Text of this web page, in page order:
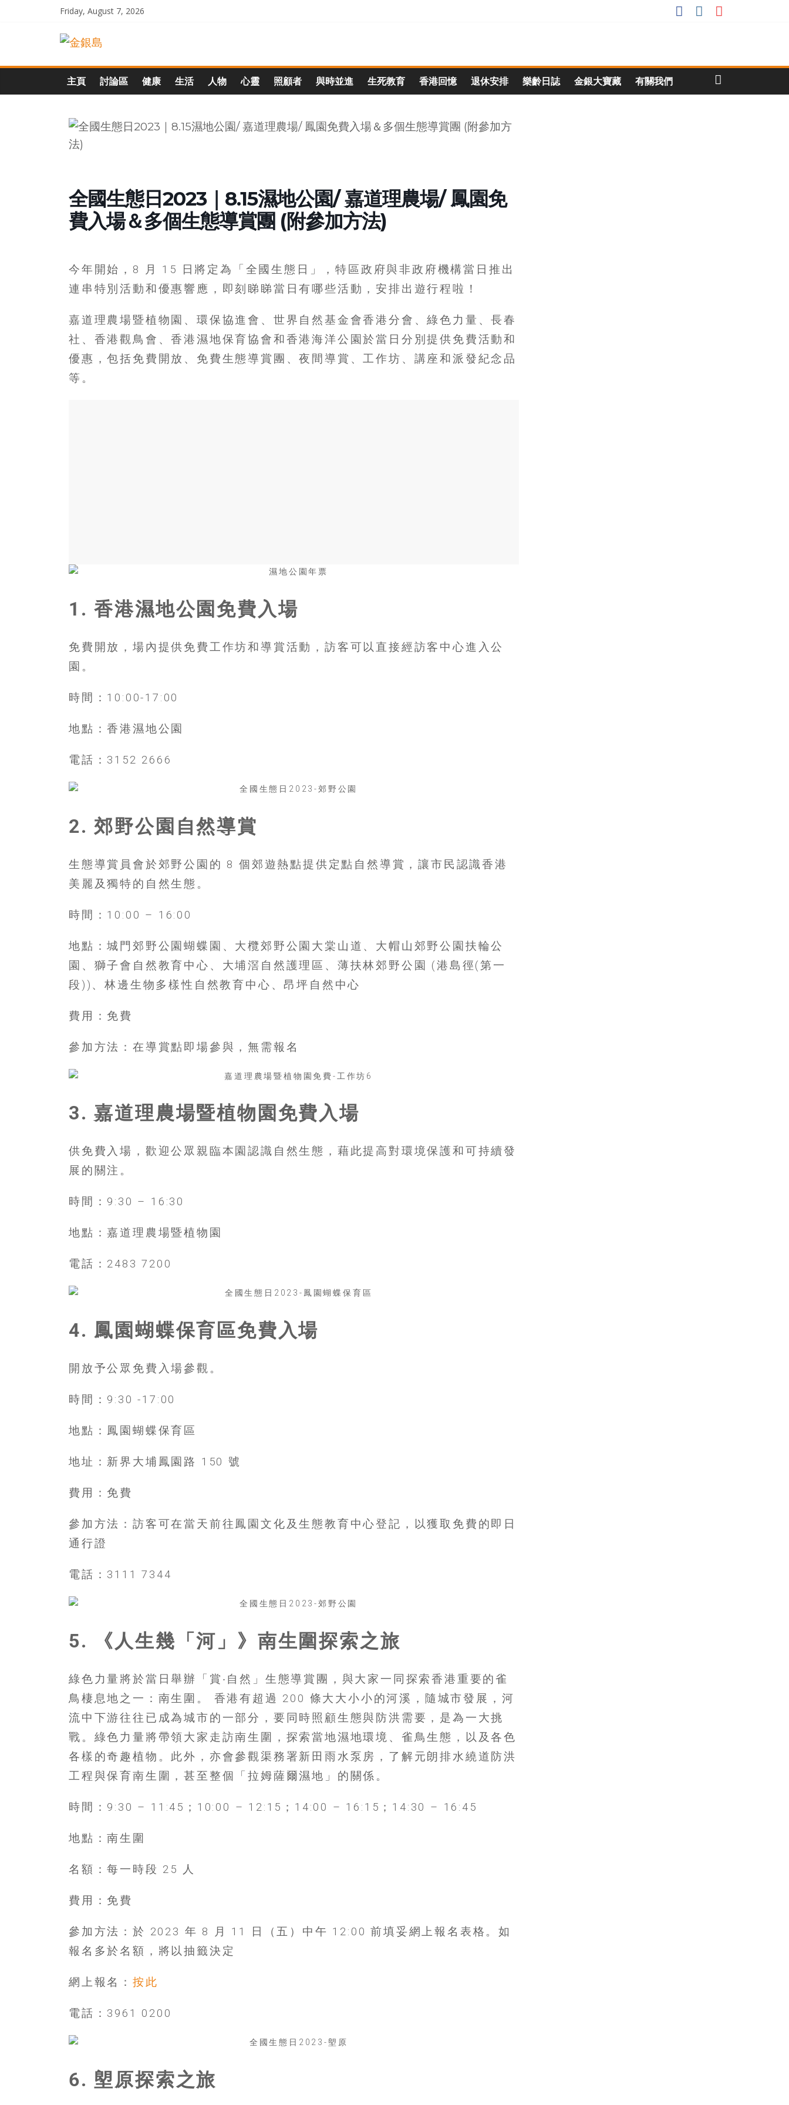
Friday, August 7, 2026
一
起
追
尋
命
的
寶
藏
金
銀
島
共
險
50
後，
迎
人
下
場，
銀
請
金
齡
髮
的
人
們
結
伴
險，
尋
齡
藏。
一
抱
著
樂
積
的
度，
接
的
人
主頁 討論區 健康 生活 人物 心靈 照顧者 與時並進 生死教育 香港回憶 退休安排 樂齡日誌 金銀大寶藏 有關我們
全國生態日2023｜8.15濕地公園/ 嘉道理農場/ 鳳園免
費入場＆多個生態導賞團 (附參加方法)
今年開始，8 月 15 日將定為「全國生態日」，特區政府與非政府機構當日推出
連串特別活動和優惠響應，即刻睇睇當日有哪些活動，安排出遊行程啦！
嘉道理農場暨植物園、環保協進會、世界自然基金會香港分會、綠色力量、長春
社、香港觀鳥會、香港濕地保育協會和香港海洋公園於當日分別提供免費活動和
優惠，包括免費開放、免費生態導賞團、夜間導賞、工作坊、講座和派發紀念品
等。
1. 香港濕地公園免費入場
免費開放，場內提供免費工作坊和導賞活動，訪客可以直接經訪客中心進入公
園。
時間：10:00-17:00
地點：香港濕地公園
電話：3152 2666
2. 郊野公園自然導賞
生態導賞員會於郊野公園的 8 個郊遊熱點提供定點自然導賞，讓市民認識香港
美麗及獨特的自然生態。
時間：10:00 – 16:00
地點：城門郊野公園蝴蝶園、大欖郊野公園大棠山道、大帽山郊野公園扶輪公
園、獅子會自然教育中心、大埔滘自然護理區、薄扶林郊野公園 (港島徑(第一
段))、林邊生物多樣性自然教育中心、昂坪自然中心
費用：免費
參加方法：在導賞點即場參與，無需報名
3. 嘉道理農場暨植物園免費入場
供免費入場，歡迎公眾親臨本園認識自然生態，藉此提高對環境保護和可持續發
展的關注。
時間：9:30 – 16:30
地點：嘉道理農場暨植物園
電話：2483 7200
4. 鳳園蝴蝶保育區免費入場
開放予公眾免費入場參觀。
時間：9:30 -17:00
地點：鳳園蝴蝶保育區
地址：新界大埔鳳園路 150 號
費用：免費
參加方法：訪客可在當天前往鳳園文化及生態教育中心登記，以獲取免費的即日
通行證
電話：3111 7344
5. 《人生幾「河」》南生圍探索之旅
綠色力量將於當日舉辦「賞‧自然」生態導賞團，與大家一同探索香港重要的雀
鳥棲息地之一：南生圍。 香港有超過 200 條大大小小的河溪，隨城市發展，河
流中下游往往已成為城市的一部分，要同時照顧生態與防洪需要，是為一大挑
戰。綠色力量將帶領大家走訪南生圍，探索當地濕地環境、雀鳥生態，以及各色
各樣的奇趣植物。此外，亦會參觀渠務署新田雨水泵房，了解元朗排水繞道防洪
工程與保育南生圍，甚至整個「拉姆薩爾濕地」的關係。
時間：9:30 – 11:45；10:00 – 12:15；14:00 – 16:15；14:30 – 16:45
地點：南生圍
名額：每一時段 25 人
費用：免費
參加方法：於 2023 年 8 月 11 日（五）中午 12:00 前填妥網上報名表格。如
報名多於名額，將以抽籤決定
網上報名： 按此
電話：3961 0200
6. 塱原探索之旅